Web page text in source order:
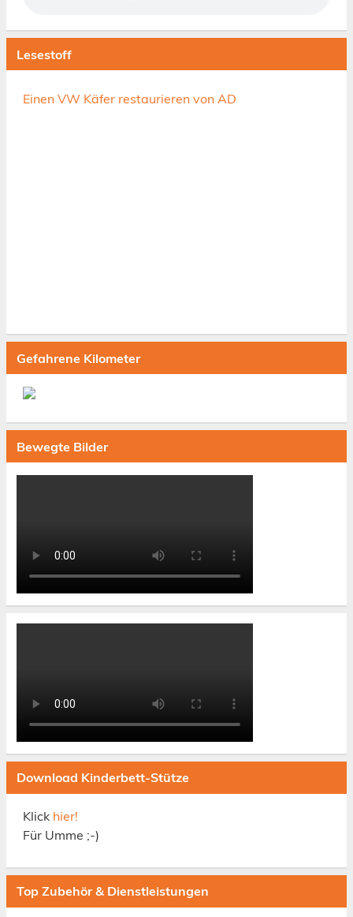
Lesestoff
Einen VW Käfer restaurieren von AD
Gefahrene Kilometer
Bewegte Bilder
Download Kinderbett-Stütze
Klick hier!
Für Umme ;-)
Top Zubehör & Dienstleistungen